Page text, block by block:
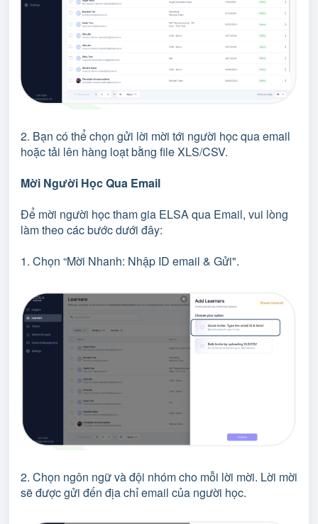
2. Bạn có thể chọn gửi lời mời tới người học qua email
hoặc tải lên hàng loạt bằng file XLS/CSV.
Mời Người Học Qua Email
Để mời người học tham gia ELSA qua Email, vui lòng
làm theo các bước dưới đây:
1. Chọn “Mời Nhanh: Nhập ID email & Gửi".
2. Chọn ngôn ngữ và đội nhóm cho mỗi lời mời. Lời mời
sẽ được gửi đến địa chỉ email của người học.